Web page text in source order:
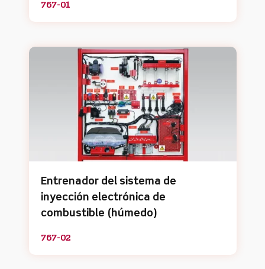
767-01
Entrenador del sistema de
inyección electrónica de
combustible (húmedo)
767-02